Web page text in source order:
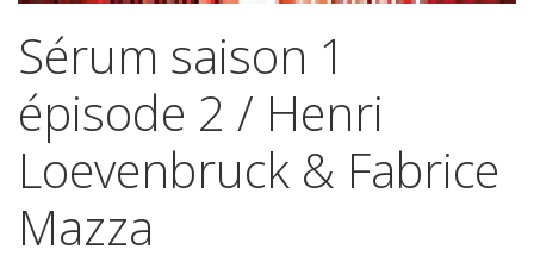
Sérum saison 1
épisode 2 / Henri
Loevenbruck & Fabrice
Mazza